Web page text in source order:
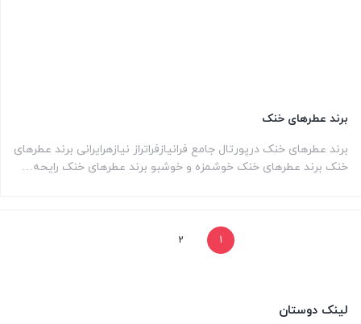
لینک دوستان
برند عطرهای خنک
برند عطرهای خنک درپورتال جامع فرانیازفراتراز نیازهرایرانی برند عطرهای
خنک برند عطرهای خنک خوشمزه و خوشبو برند عطرهای خنک رایحه…
1
2